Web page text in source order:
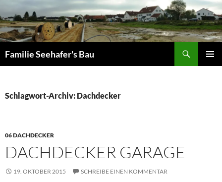
Inhalt
springen
Familie Seehafer's Bau
Schlagwort-Archiv: Dachdecker
06 DACHDECKER
DACHDECKER GARAGE
19. OKTOBER 2015 SCHREIBE EINEN KOMMENTAR